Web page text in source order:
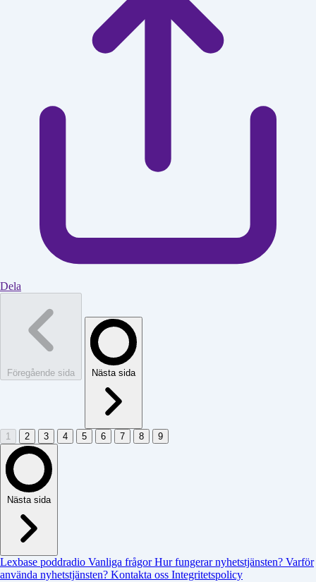
Dela
Föregående sida Nästa sida
1 2 3 4 5 6 7 8 9
Nästa sida
Lexbase poddradio Vanliga frågorHur fungerar nyhetstjänsten? Varför
använda nyhetstjänsten? Kontakta oss Integritetspolicy